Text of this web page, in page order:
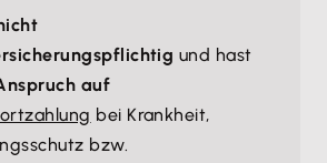
und hast
auf
bei Krankheit,
bzw.